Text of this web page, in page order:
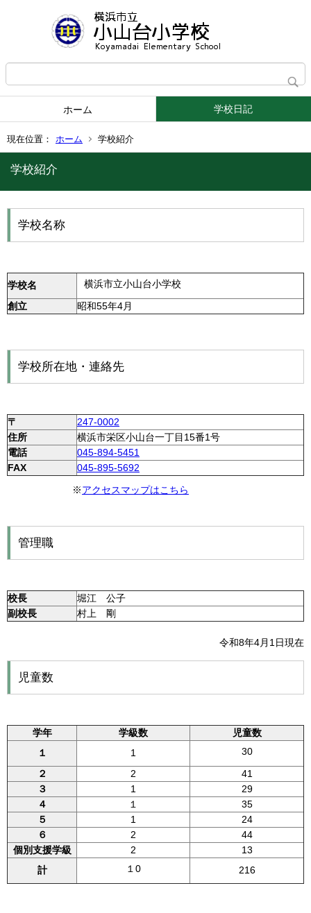
ホーム 学校日記
現在位置： ホーム 学校紹介
学校紹介
学校名称
学校名
横浜市立小山台小学校
創立
昭和55年4月
学校所在地・連絡先
〒
247-0002
住所
横浜市栄区小山台一丁目15番1号
電話
045-894-5451
FAX
045-895-5692
※アクセスマップはこちら
管理職
校長
堀江 公子
副校長
村上 剛
令和8年4月1日現在
児童数
学年 学級数
児童数
１
1
30
２
2
41
３
1
29
４
１
35
５
1
24
６
2
44
個別支援学級
2
13
計
１0 216